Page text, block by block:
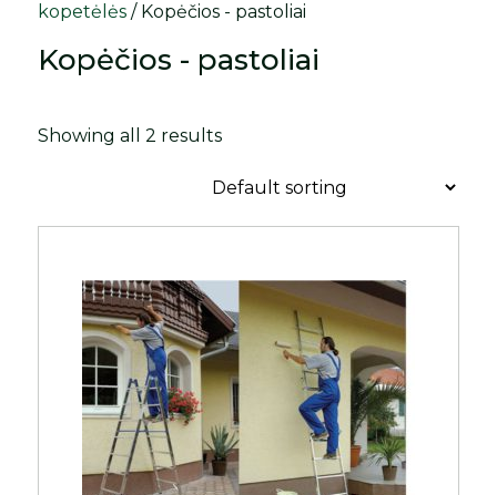
kopetėlės / Kopėčios - pastoliai
Kopėčios - pastoliai
Showing all 2 results